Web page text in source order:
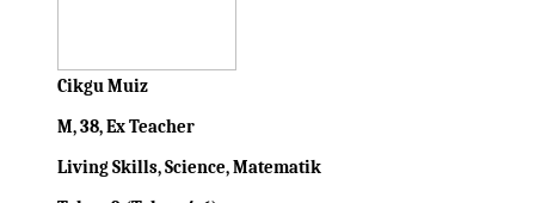
Cikgu Muiz
M, 38, Ex Teacher
Living Skills, Science, Matematik